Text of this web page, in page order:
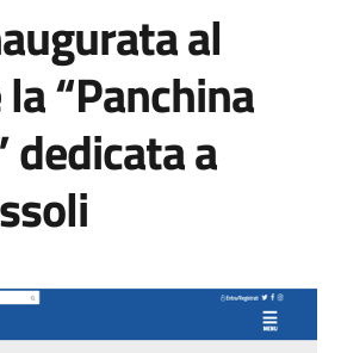
al
“Panchina
dedicata a